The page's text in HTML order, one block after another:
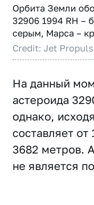
Орбита Земли
32906 1994 RH –
серым, Марса –
Credit: Jet
На данный
астероида
однако,
составляет
3682 метров.
не является